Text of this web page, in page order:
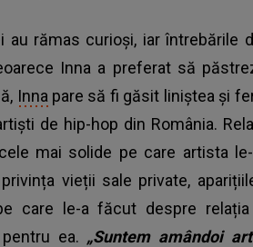
au rămas curioși, iar
Inna a preferat să
Inna pare să fi găsit liniștea și
de hip-hop din România.
mai solide pe care artista
vieții sale private,
care le-a făcut despre
ea. „Suntem amândoi